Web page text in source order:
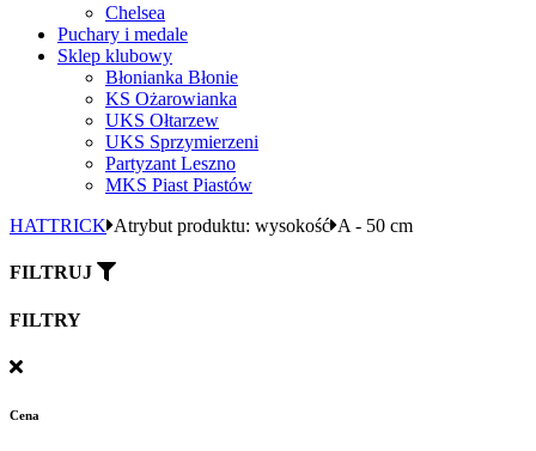
Chelsea
Puchary i medale
Sklep klubowy
Błonianka Błonie
KS Ożarowianka
UKS Ołtarzew
UKS Sprzymierzeni
Partyzant Leszno
MKS Piast Piastów
HATTRICK Atrybut produktu: wysokość A - 50 cm
FILTRUJ
FILTRY
Cena